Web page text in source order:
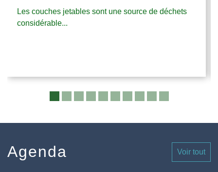
Les couches jetables sont une source de déchets
considérable...
Agenda Voir tout